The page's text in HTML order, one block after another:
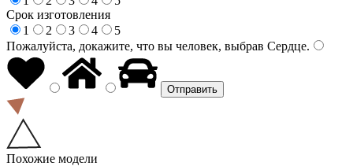
Срок изготовления
1
2 3 4
5
Пожалуйста, докажите, что вы человек, выбрав Сердце.
Похожие модели